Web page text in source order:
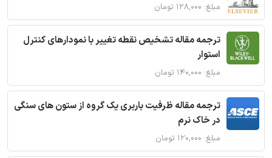
مبلغ: ۱۲۸,۰۰۰ تومان
ترجمه مقاله تشخیص نقطه تغییر با نمودارهای کنترل
استوار
مبلغ: ۱۴۰,۰۰۰ تومان
ترجمه مقاله ظرفیت باربری یک گروه از ستون های سنگی
در خاک نرم
مبلغ: ۱۲۰,۰۰۰ تومان